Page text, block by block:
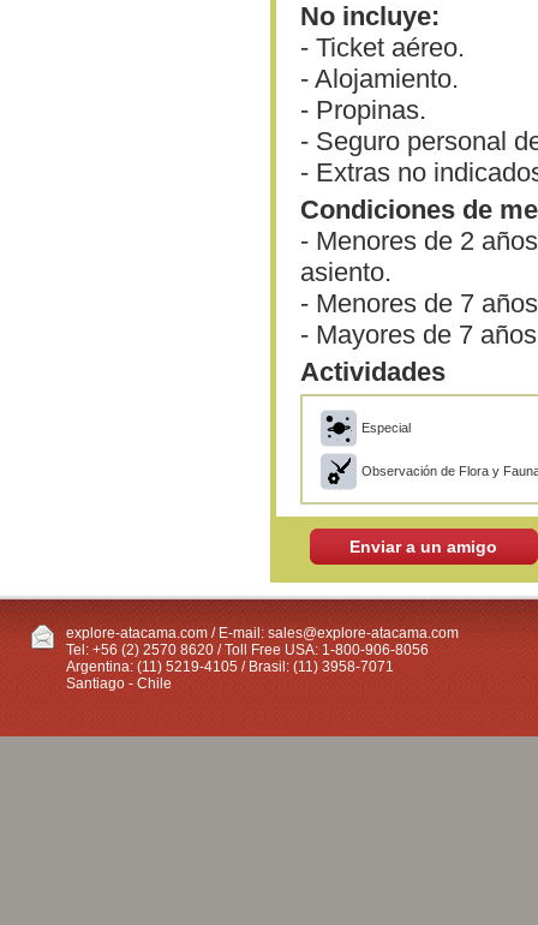
No incluye:
- Ticket aéreo.
- Alojamiento.
- Propinas.
- Seguro personal
- Extras no
Condiciones de
- Menores de 2
asiento.
- Menores de 7
- Mayores de 7
Actividades
Especial
Observación de Flora y
Enviar a un amigo
explore-atacama.com / E-mail: sales@explore-atacama.com
Tel: +56 (2) 2570 8620 / Toll Free USA: 1-800-906-8056
Argentina: (11) 5219-4105 / Brasil: (11) 3958-7071
Santiago - Chile